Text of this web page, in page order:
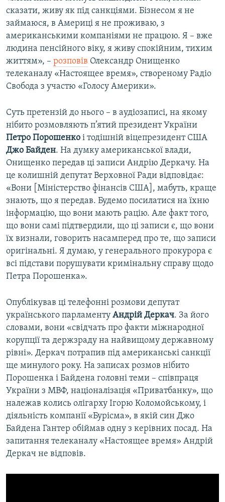
сказати, живу як під санкціями. Бізнесом я не
займаюся, в Америці я не проживаю, з
американськими компаніями не працюю. Я – вже
людина пенсійного віку, я живу спокійним, тихим
життям», – розповів Олександр Онищенко
телеканалу «Настоящее время», створеному Радіо
Свобода з участю «Голосу Америки».
Суть претензій до нього – в аудіозаписі, на якому
нібито розмовляють п’ятий президент України
Петро Порошенко і тодішній віцепрезидент США
Джо Байден. На думку американської влади,
Онищенко передав ці записи Андрію Деркачу. На
це колишній депутат Верховної Ради відповідає:
«Вони [Міністерство фінансів США], мабуть, краще
знають, що я передав. Будемо посилатися на їхню
інформацію, що вони мають рацію. Але факт того,
що вони самі підтвердили, що ці записи є, що вони
їх визнали, говорить насамперед про те, що записи
оригінальні. Я думаю, у генерального прокурора є
всі підстави порушувати кримінальну справу щодо
Петра Порошенка».
Опублікував ці телефонні розмови депутат
українського парламенту Андрій Деркач. За його
словами, вони «свідчать про факти міжнародної
корупції та держзраду на найвищому державному
рівні». Деркач потрапив під американські санкції
ще минулого року. На записах розмов нібито
Порошенка і Байдена головні теми – співпраця
України з МВФ, націоналізація «Приватбанку», що
належав колись олігарху Ігорю Коломойському, і
діяльність компанії «Бурісма», в якій син Джо
Байдена Гантер обіймав одну з керівних посад. На
запитання телеканалу «Настоящее время» Андрій
Деркач не відповів.